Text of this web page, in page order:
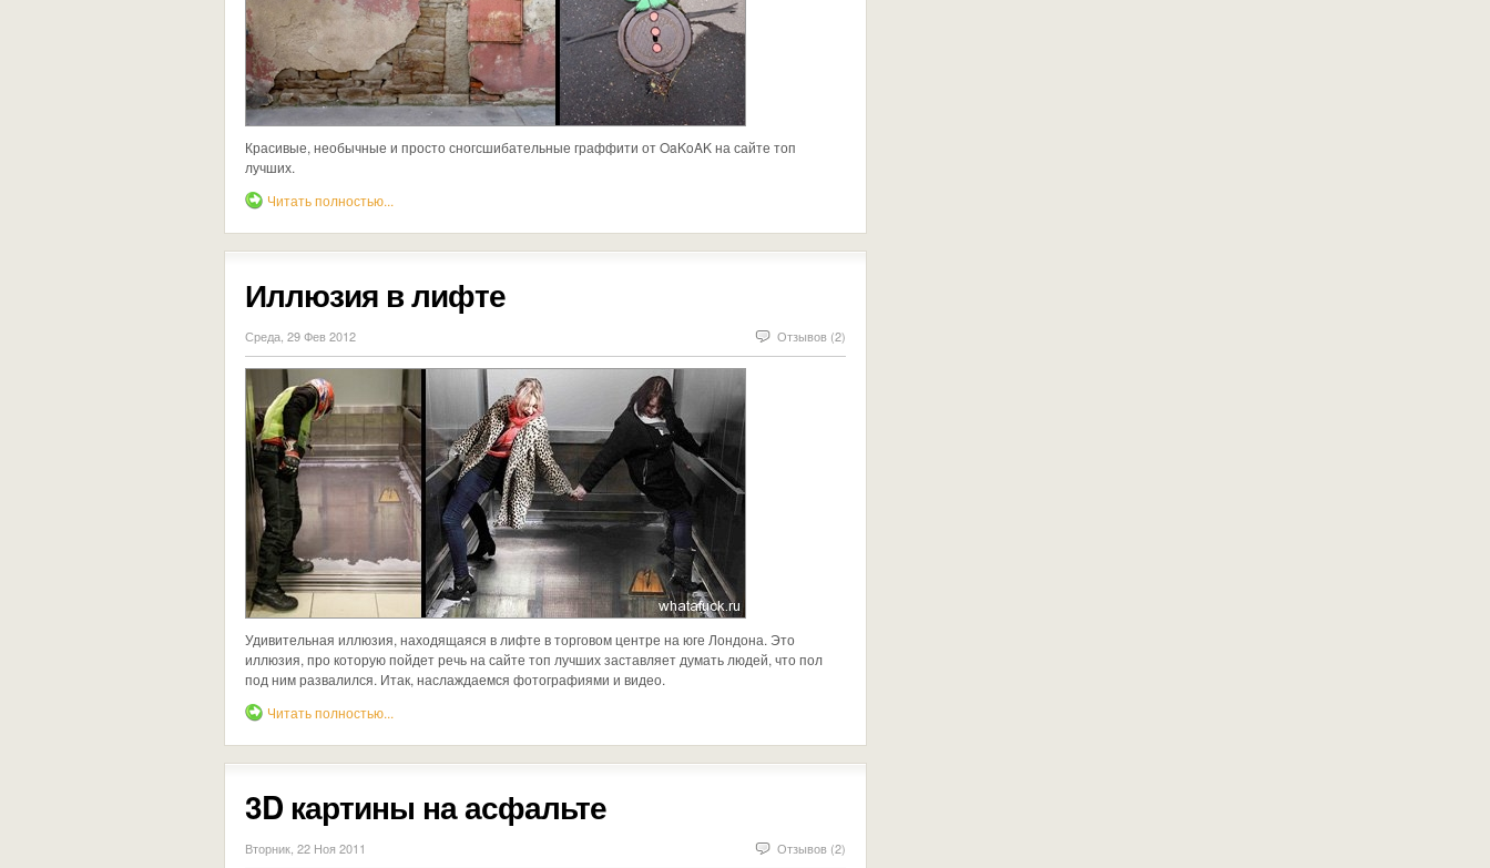
Красивые, необычные и просто сногсшибательные граффити от OaKoAK на сайте топ
лучших.
Читать полностью...
Иллюзия в лифте
Среда, 29 Фев 2012 Отзывов (2)
Удивительная иллюзия, находящаяся в лифте в торговом центре на юге Лондона. Это
иллюзия, про которую пойдет речь на сайте топ лучших заставляет думать людей, что пол
под ним развалился. Итак, наслаждаемся фотографиями и видео.
Читать полностью...
3D картины на асфальте
Вторник, 22 Ноя 2011 Отзывов (2)